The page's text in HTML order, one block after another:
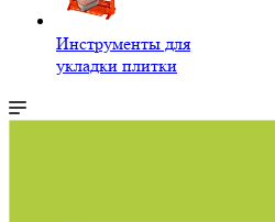
Инструменты для
укладки плитки